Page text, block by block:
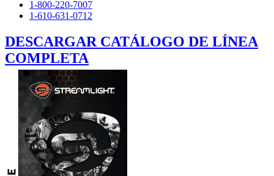
1-800-220-7007
1-610-631-0712
DESCARGAR CATÁLOGO DE LÍNEA
COMPLETA